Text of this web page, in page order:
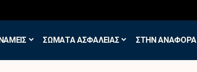
ΣΩΜΑΤΑ ΑΣΦΑΛΕΙΑΣ ΣΤΗΝ ΑΝΑΦΟΡΑ